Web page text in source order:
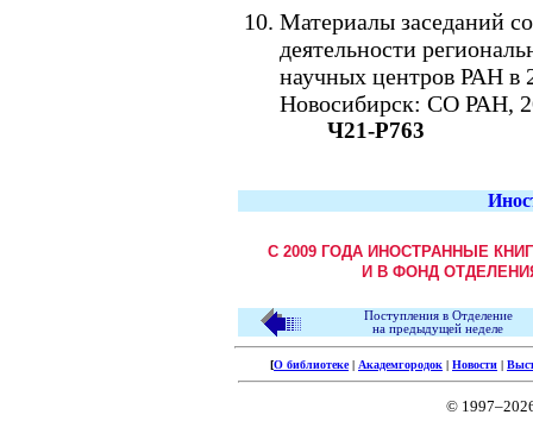
Материалы заседаний
деятельности
научных центров РАН в
Новосибирск: СО РАН,
Ч21-Р763
С 2009 ГОДА ИНОСТРАННЫЕ
И В ФОНД
Поступления в Отделение
на предыдущей неделе
[О библиотеке| Академгородок | Новости |
©